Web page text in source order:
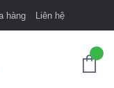
hàng Liên hệ